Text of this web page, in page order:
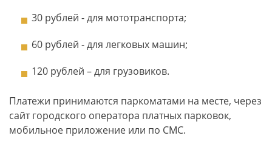
30 рублей - для мототранспорта;
60 рублей - для легковых машин;
120 рублей – для грузовиков.
Платежи принимаются паркоматами на месте, через
сайт городского оператора платных парковок,
мобильное приложение или по СМС.